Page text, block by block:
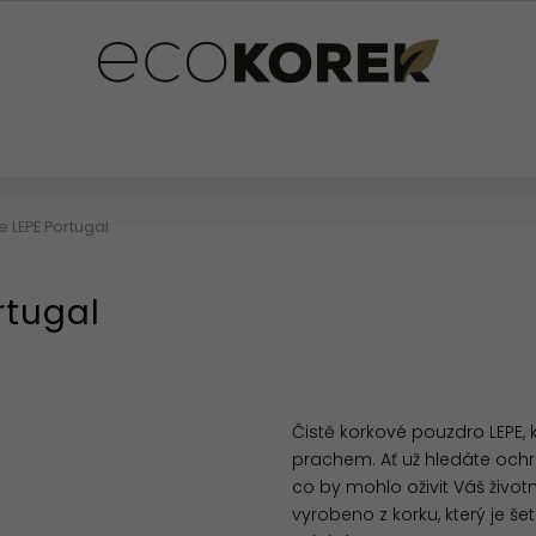
Portugal
Čistě korkové pouzdro
prachem. Ať už hledáte
co by mohlo oživit Váš
vyrobeno z korku, který je